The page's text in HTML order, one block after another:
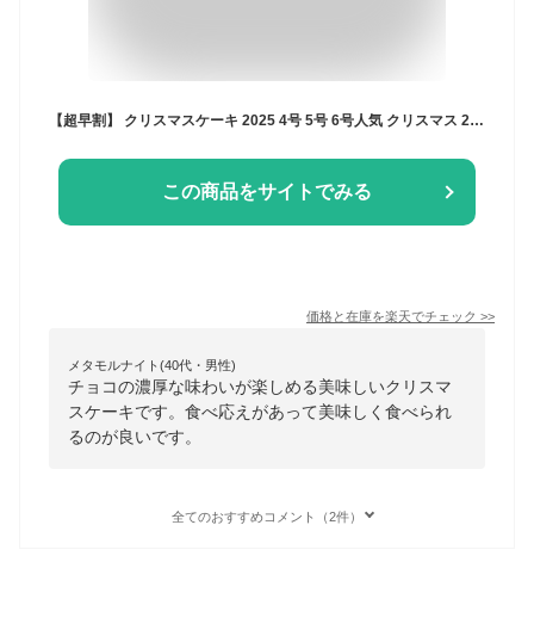
【超早割】 クリスマスケーキ 2025 4号 5号 6号人気 クリスマス 2025 予約 プレゼント ギフト 半熟 ザッハトルテ （おのし・包装・ラッピング不可） ケーキ チョコレートケーキ 送料無料 チョコケーキ ギフト プレゼント
この商品をサイトでみる
価格と在庫を楽天でチェック >>
メタモルナイト(40代・男性)
チョコの濃厚な味わいが楽しめる美味しいクリスマ
スケーキです。食べ応えがあって美味しく食べられ
るのが良いです。
全てのおすすめコメント（2件）